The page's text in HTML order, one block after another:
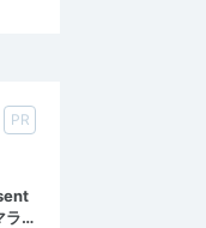
PR
ラ…